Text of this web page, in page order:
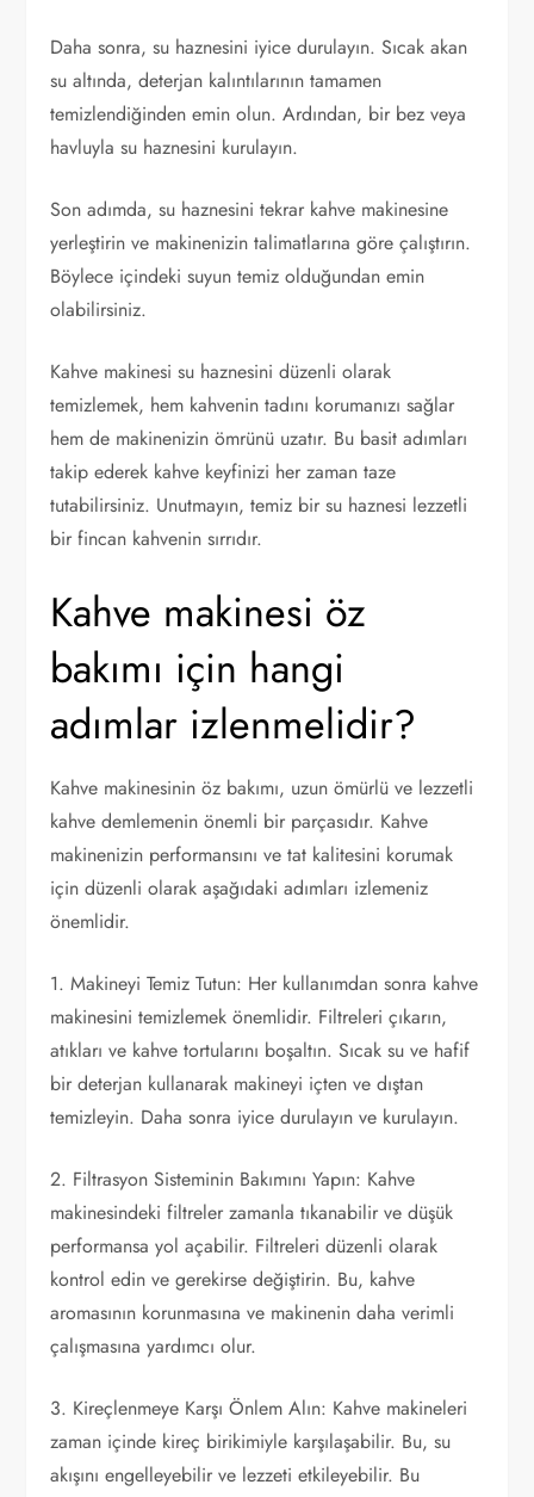
Daha sonra, su haznesini iyice durulayın. Sıcak akan
su altında, deterjan kalıntılarının tamamen
temizlendiğinden emin olun. Ardından, bir bez veya
havluyla su haznesini kurulayın.
Son adımda, su haznesini tekrar kahve makinesine
yerleştirin ve makinenizin talimatlarına göre çalıştırın.
Böylece içindeki suyun temiz olduğundan emin
olabilirsiniz.
Kahve makinesi su haznesini düzenli olarak
temizlemek, hem kahvenin tadını korumanızı sağlar
hem de makinenizin ömrünü uzatır. Bu basit adımları
takip ederek kahve keyfinizi her zaman taze
tutabilirsiniz. Unutmayın, temiz bir su haznesi lezzetli
bir fincan kahvenin sırrıdır.
Kahve makinesi öz
bakımı için hangi
adımlar izlenmelidir?
Kahve makinesinin öz bakımı, uzun ömürlü ve lezzetli
kahve demlemenin önemli bir parçasıdır. Kahve
makinenizin performansını ve tat kalitesini korumak
için düzenli olarak aşağıdaki adımları izlemeniz
önemlidir.
1. Makineyi Temiz Tutun: Her kullanımdan sonra kahve
makinesini temizlemek önemlidir. Filtreleri çıkarın,
atıkları ve kahve tortularını boşaltın. Sıcak su ve hafif
bir deterjan kullanarak makineyi içten ve dıştan
temizleyin. Daha sonra iyice durulayın ve kurulayın.
2. Filtrasyon Sisteminin Bakımını Yapın: Kahve
makinesindeki filtreler zamanla tıkanabilir ve düşük
performansa yol açabilir. Filtreleri düzenli olarak
kontrol edin ve gerekirse değiştirin. Bu, kahve
aromasının korunmasına ve makinenin daha verimli
çalışmasına yardımcı olur.
3. Kireçlenmeye Karşı Önlem Alın: Kahve makineleri
zaman içinde kireç birikimiyle karşılaşabilir. Bu, su
akışını engelleyebilir ve lezzeti etkileyebilir. Bu